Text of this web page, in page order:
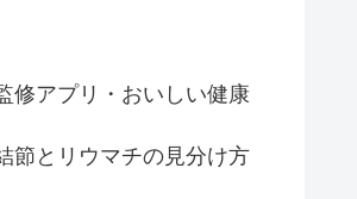
修アプリ・おいしい健康
節とリウマチの見分け方